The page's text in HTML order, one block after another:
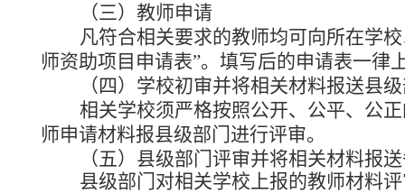
（三）教师申请
凡符合相关要求的教师均可向所在学
师资助项目申请表”。填写后的申请表一律
（四）学校初审并将相关材料报送县
相关学校须严格按照公开、公平、公
师申请材料报县级部门进行评审。
（五）县级部门评审并将相关材料报
县级部门对相关学校上报的教师材料